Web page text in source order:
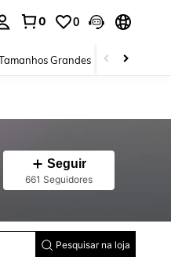
0 0
Grandes Joias e
Seguir
661 Seguidores
Organizadores E Apoio De Pincéis
Pesquisar na loja